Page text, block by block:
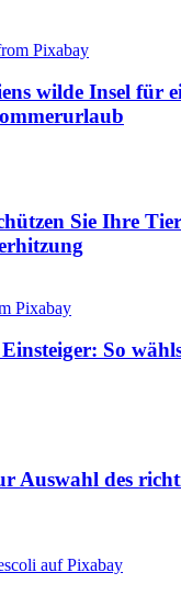
wilde Insel für
Sie Ihre
So
Auswahl des